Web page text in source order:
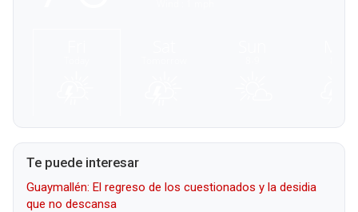
Te puede interesar
Guaymallén: El regreso de los cuestionados y la desidia
que no descansa